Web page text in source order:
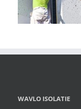
WAVLO ISOLATIE